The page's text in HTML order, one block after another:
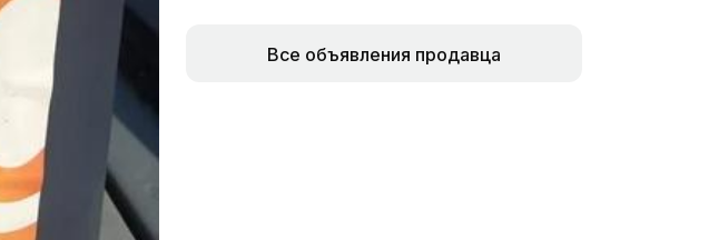
Все объявления продавца